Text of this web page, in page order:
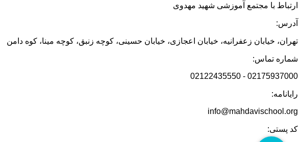
ارتباط با مجتمع آموزشی شهید مهدوی
آدرس:
تهران، خیابان زعفرانیه، خیابان اعجازی، خیابان حسینی، کوچه زنبق، کوچه مینا، کوه دامن
شماره تماس:
02175937000 - 02122435550
رایانامه:
info@mahdavischool.org
کد پستی: